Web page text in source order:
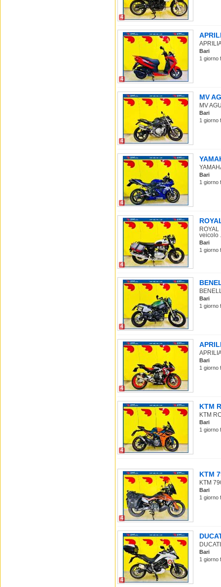
4
4
Bari
1 giorno
4
MV
MV
Bari
1 giorno
4
Bari
1 giorno
4
veicolo
Bari
1 giorno
4
Bari
1 giorno
4
Bari
1 giorno
4
KTM
KTM
Bari
1 giorno
4
KTM
KTM
Bari
1 giorno
4
Bari
1 giorno